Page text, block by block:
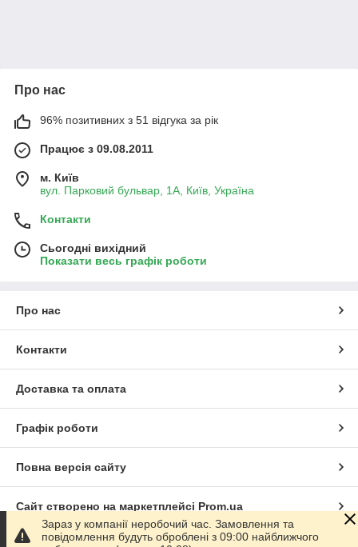
Про нас
96% позитивних з 51 відгука за рік
Працює з 09.08.2011
м. Київ
вул. Парковий бульвар, 1А, Київ, Україна
Контакти
Сьогодні вихідний
Показати весь графік роботи
Про нас
Контакти
Доставка та оплата
Графік роботи
Повна версія сайту
Сайт створено на маркетплейсі Prom.ua
Зараз у компанії неробочий час. Замовлення та
повідомлення будуть оброблені з 09:00 найближчого